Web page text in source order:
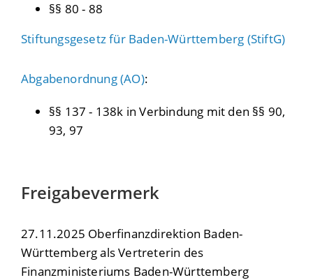
§§ 80 - 88
Stiftungsgesetz für Baden-Württemberg (StiftG)
Abgabenordnung (AO):
§§ 137 - 138k in Verbindung mit den §§ 90,
93, 97
Freigabevermerk
27.11.2025 Oberfinanzdirektion Baden-
Württemberg als Vertreterin des
Finanzministeriums Baden-Württemberg